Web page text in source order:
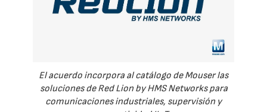
El acuerdo incorpora al catálogo de Mouser las
soluciones de Red Lion by HMS Networks para
comunicaciones industriales, supervisión y